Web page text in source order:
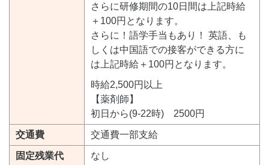
さらに研修期間の10日間は上記時給
＋100円となります。
さらに！語学手当もあり！ 英語、も
しくは中国語での接客ができる方に
は上記時給＋100円となります。
時給2,500円以上
【薬剤師】
初日から(9-22時) 2500円
交通費 交通費一部支給
固定残業代 なし